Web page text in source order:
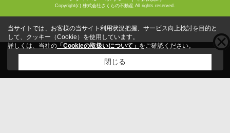
Copyright(c) 株式会社さくらの不動産 All rights reserved.
こちらの物件をご覧の方にお勧めな物件
当サイトでは、お客様の当サイト利用状況把握、サービス向上検討を目的と
して、クッキー（Cookie）を使用しています。
詳しくは、当社の 「Cookieの取扱いについて」 をご確認ください。
閉じる